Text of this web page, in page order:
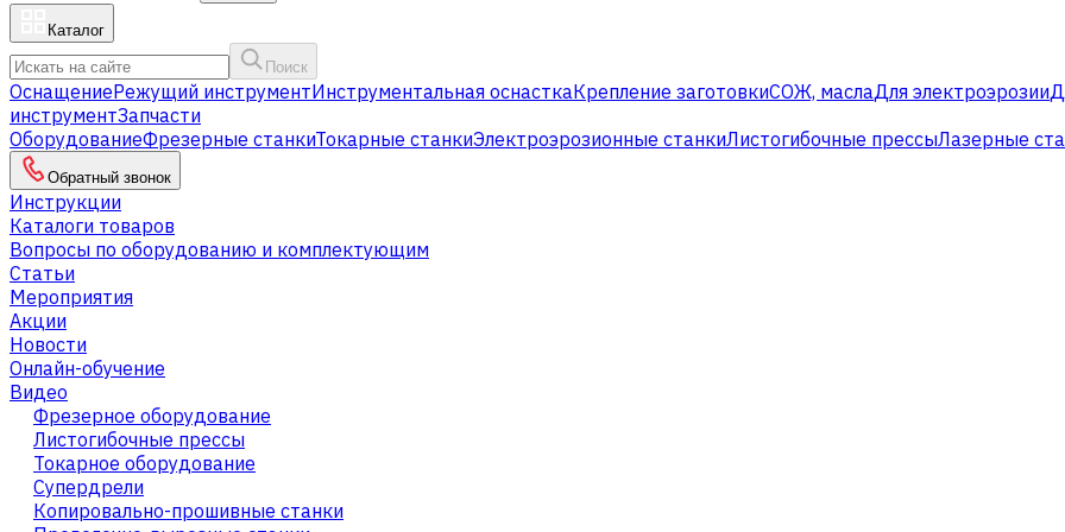
Каталог
Поиск
ОснащениеРежущий инструментИнструментальная оснасткаКрепление заготовкиСОЖ, маслаДля электроэрозии
инструментЗапчасти
ОборудованиеФрезерные станкиТокарные станкиЭлектроэрозионные станкиЛистогибочные прессыЛазерные
Обратный звонок
Инструкции
Каталоги товаров
Вопросы по оборудованию и комплектующим
Статьи
Мероприятия
Акции
Новости
Онлайн-обучение
Видео
Фрезерное оборудование
Листогибочные прессы
Токарное оборудование
Cупердрели
Копировально-прошивные станки